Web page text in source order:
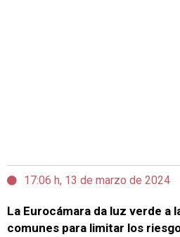
17:06 h, 13 de marzo de 2024
La Eurocámara da luz verde a
comunes para limitar los